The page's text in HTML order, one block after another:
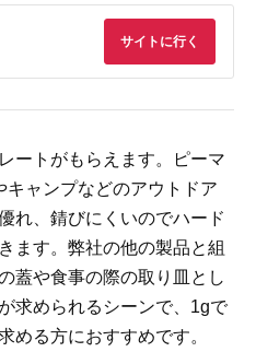
サイトに行く
ートがもらえます。ピーマ
キャンプなどのアウトドア
れ、錆びにくいのでハード
ます。弊社の他の製品と組
蓋や食事の際の取り皿とし
求められるシーンで、1gで
める方におすすめです。